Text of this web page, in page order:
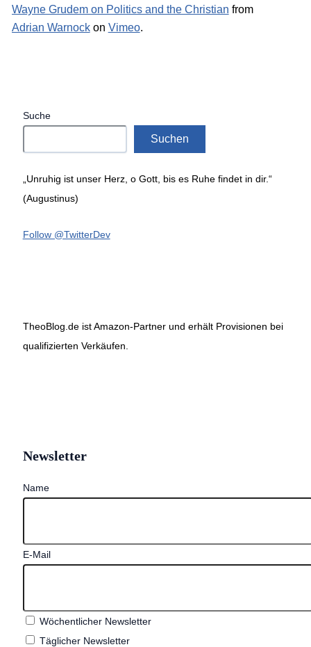
Wayne Grudem on Politics and the Christian from
Adrian Warnockon Vimeo.
Suche
Suchen
„Unruhig ist unser Herz, o Gott, bis es Ruhe findet in dir.“
(Augustinus)
Follow @TwitterDev
TheoBlog.de ist Amazon-Partner und erhält Provisionen bei
qualifizierten Verkäufen.
Newsletter
Name
E-Mail
Wöchentlicher Newsletter
Täglicher Newsletter